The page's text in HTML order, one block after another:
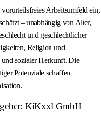
Arbeitsumfeld ein,
– unabhängig von Alter,
und geschlechtlicher
Religion und
und sozialer Herkunft. Die
Potenziale schaffen
KiKxxl GmbH